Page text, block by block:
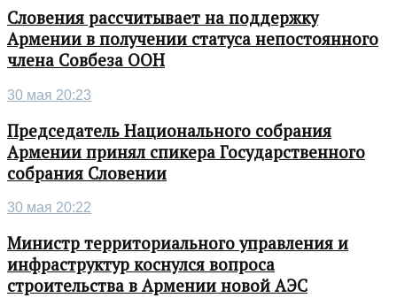
Словения рассчитывает на поддержку
Армении в получении статуса непостоянного
члена Совбеза ООН
30 мая 20:23
Председатель Национального собрания
Армении принял спикера Государственного
собрания Словении
30 мая 20:22
Министр территориального управления и
инфраструктур коснулся вопроса
строительства в Армении новой АЭС